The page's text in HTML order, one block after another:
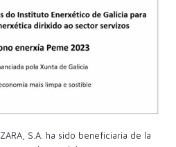
S.A. ha sido beneficiaria de la